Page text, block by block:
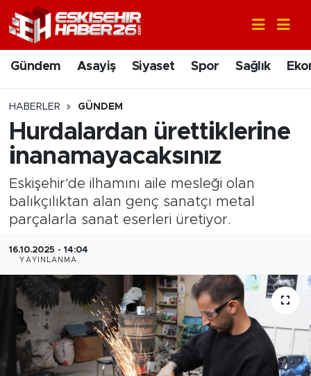
Gündem Asayiş Siyaset Spor Sağlık
HABERLER GÜNDEM
Hurdalardan ürettiklerine
inanamayacaksınız
Eskişehir'de ilhamını aile mesleği olan
balıkçılıktan alan genç sanatçı metal
parçalarla sanat eserleri üretiyor.
16.10.2025 - 14:04
YAYINLANMA
Gündem
Asayiş
Siyaset
Spor
Sağlık
Ekonomi
Eğitim
Sanat
Bölge
Teknoloji
Nöbetçi Eczaneler
Hava Durumu
Trafik Durumu
Süper Lig Puan Durumu ve Fikstür
Tüm Manşetler
Son Dakika Haberleri
Haber Arşivi